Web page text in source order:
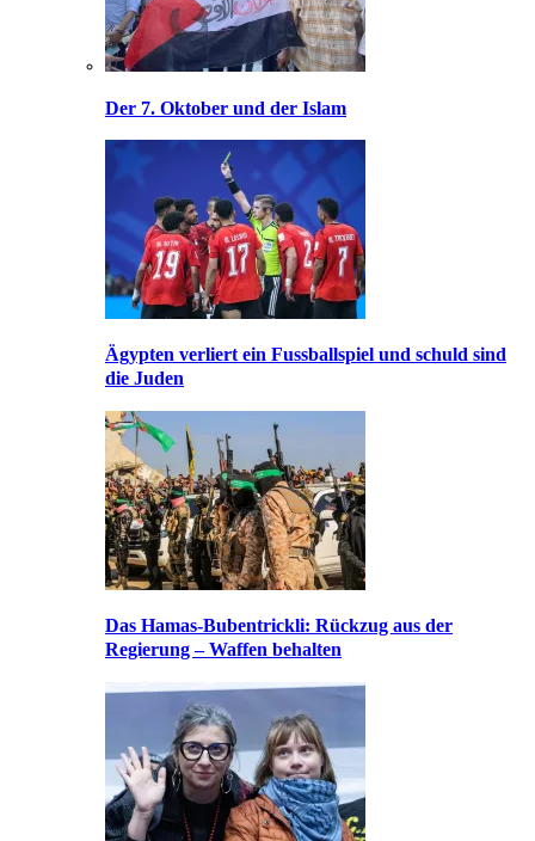
Der 7. Oktober und der Islam
Ägypten verliert ein Fussballspiel und schuld sind
die Juden
Das Hamas-Bubentrickli: Rückzug aus der
Regierung – Waffen behalten